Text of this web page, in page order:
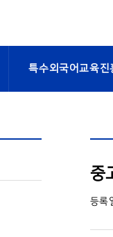
특수외국어교육진
중
등록